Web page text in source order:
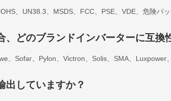
、UN38.3、MSDS、FCC、PSE、VDE、危険パッ
、どのブランドインバーターに互換
、Sofar、Pylon、Victron、Solis、SMA、
出していますか？